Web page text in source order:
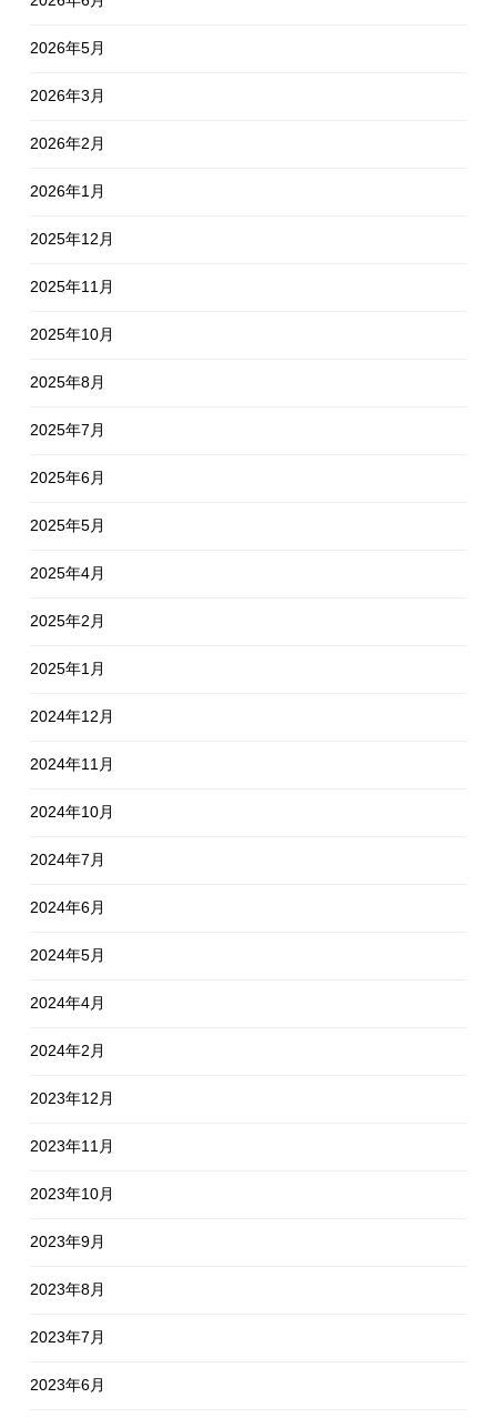
2026年5月
2026年3月
2026年2月
2026年1月
2025年12月
2025年11月
2025年10月
2025年8月
2025年7月
2025年6月
2025年5月
2025年4月
2025年2月
2025年1月
2024年12月
2024年11月
2024年10月
2024年7月
2024年6月
2024年5月
2024年4月
2024年2月
2023年12月
2023年11月
2023年10月
2023年9月
2023年8月
2023年7月
2023年6月